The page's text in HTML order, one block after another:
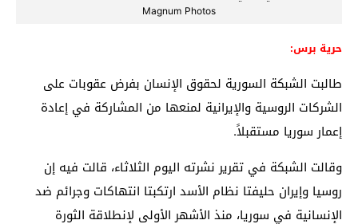
Magnum Photos
حرية برس:
طالبت الشبكة السورية لحقوق الإنسان بفرض عقوبات على
الشركات الروسية والإيرانية لمنعها من المشاركة في إعادة
إعمار سوريا مستقبلاً.
وقالت الشبكة في تقرير نشرته اليوم الثلاثاء، قالت فيه إن
روسيا وإيران حليفتا نظام الأسد ارتكبتا انتهاكات وجرائم ضد
الإنسانية في سوريا، منذ الأشهر الأولى لإنطلاقة الثورة